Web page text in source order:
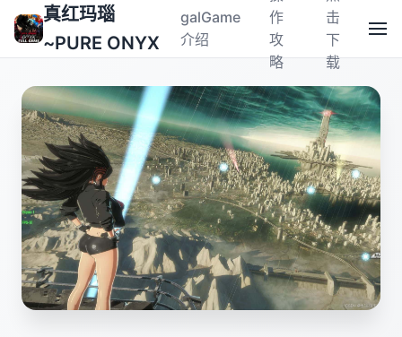
真红玛瑙
~PURE ONYX
galGame
介绍
作
攻
略
击
下
载